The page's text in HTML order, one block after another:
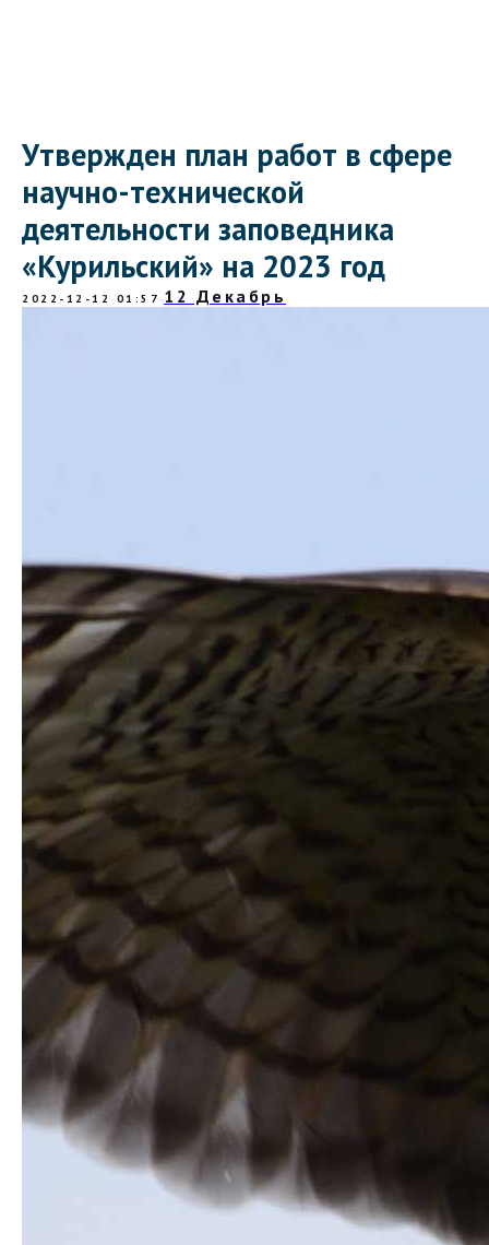
Утвержден план работ в сфере
научно-технической
деятельности заповедника
«Курильский» на 2023 год
2022-12-12 01:57 12 Декабрь